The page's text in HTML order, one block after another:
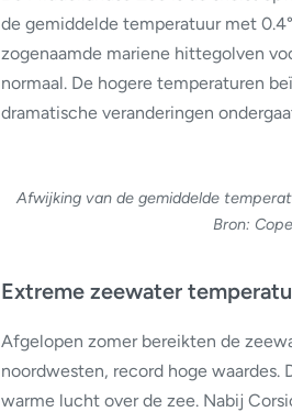
de gemiddelde temperatuur met
zogenaamde mariene hittegolven
normaal. De hogere temperaturen
dramatische veranderingen
Afwijking van de gemiddelde
Bron:
Extreme zeewater
Afgelopen zomer bereikten de
noordwesten, record hoge waardes.
warme lucht over de zee. Nabij